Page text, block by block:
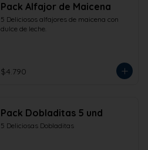
Pack Alfajor de Maicena
5 Deliciosos alfajores de maicena con
dulce de leche.
$4.790
Pack Dobladitas 5 und
5 Deliciosas Dobladitas